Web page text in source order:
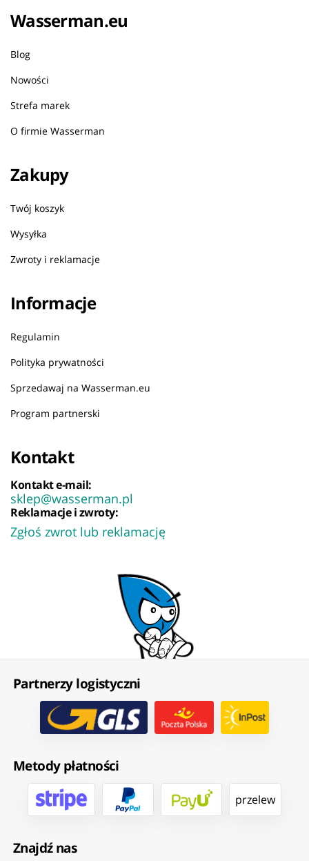
Wasserman.eu
Blog
Nowości
Strefa marek
O firmie Wasserman
Zakupy
Twój koszyk
Wysyłka
Zwroty i reklamacje
Informacje
Regulamin
Polityka prywatności
Sprzedawaj na Wasserman.eu
Program partnerski
Kontakt
Kontakt e-mail:
sklep@wasserman.pl
Reklamacje i zwroty:
Zgłoś zwrot lub reklamację
Partnerzy logistyczni
Metody płatności
przelew
Znajdź nas